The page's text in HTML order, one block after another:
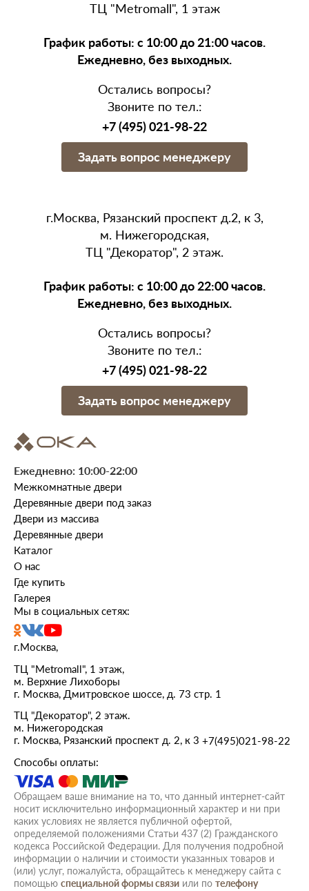
ТЦ "Metromall", 1 этаж
График работы: с 10:00 до 21:00 часов.
Ежедневно, без выходных.
Остались вопросы?
Звоните по тел.:
+7 (495) 021-98-22
Задать вопрос менеджеру
г.Москва, Рязанский проспект д.2, к 3,
м. Нижегородская,
ТЦ "Декоратор", 2 этаж.
График работы: с 10:00 до 22:00 часов.
Ежедневно, без выходных.
Остались вопросы?
Звоните по тел.:
+7 (495) 021-98-22
Задать вопрос менеджеру
Ежедневно: 10:00-22:00
г.Москва,
ТЦ "Metromall", 1 этаж,
м. Верхние Лихоборы
г. Москва, Дмитровское шоссе, д. 73 стр. 1
ТЦ "Декоратор", 2 этаж.
м. Нижегородская
г. Москва, Рязанский проспект д. 2, к 3 +7(495)021-98-22
Способы оплаты:
Межкомнатные двери
Деревянные двери под заказ
Двери из массива
Деревянные двери
Каталог
О нас
Где купить
Галерея
Мы в социальных сетях:
Обращаем ваше внимание на то, что данный интернет-сайт
носит исключительно информационный характер и ни при
каких условиях не является публичной офертой,
определяемой положениями Статьи 437 (2) Гражданского
кодекса Российской Федерации. Для получения подробной
информации о наличии и стоимости указанных товаров и
(или) услуг, пожалуйста, обращайтесь к менеджеру сайта с
помощью специальной формы связи или по телефону